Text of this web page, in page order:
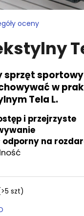
oceny
sprzęt
w
Tela L.
i przejrzyste
odporny na
szt)